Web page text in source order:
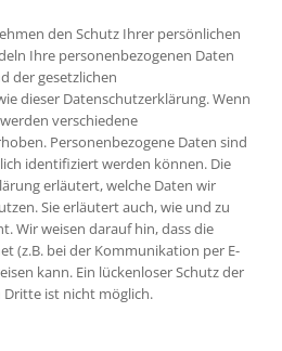
den Schutz Ihrer persönlichen
Ihre personenbezogenen Daten
der gesetzlichen
dieser Datenschutzerklärung. Wenn
verschiedene
Personenbezogene Daten sind
identifiziert werden können. Die
erläutert, welche Daten wir
Sie erläutert auch, wie und zu
Wir weisen darauf hin, dass die
(z.B. bei der Kommunikation per E-
kann. Ein lückenloser Schutz der
ist nicht möglich.